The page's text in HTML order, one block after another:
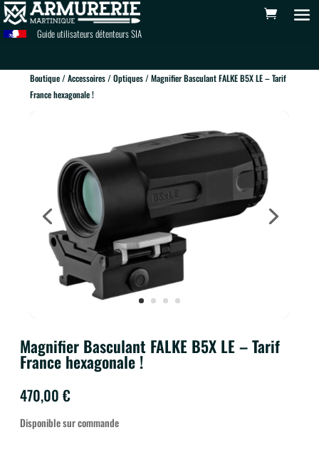
Guide utilisateurs détenteurs SIA
Boutique/Accessoires/Optiques/ Magnifier Basculant FALKE B5X LE – Tarif
France hexagonale !
Magnifier Basculant FALKE B5X LE – Tarif
France hexagonale !
470,00 €
Disponible sur commande